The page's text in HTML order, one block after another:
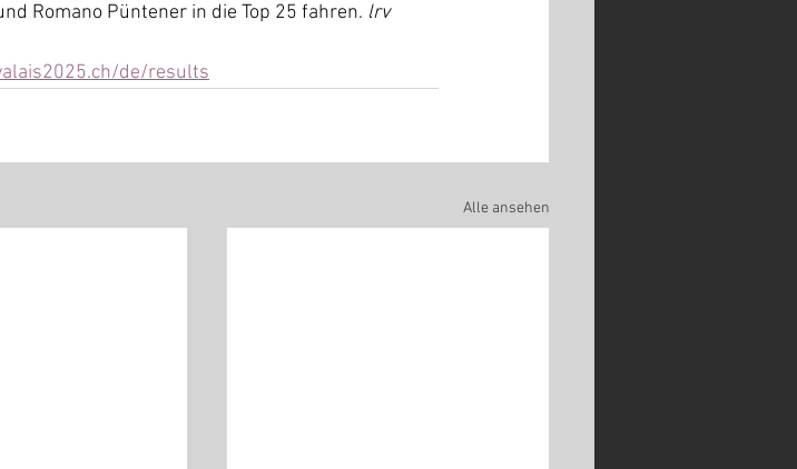
Romano Püntener in die Top 25 fahren. lrv
de/results
Alle ansehen